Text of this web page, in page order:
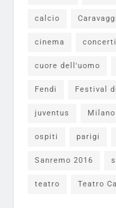
calcio
cinema concerti
cuore dell'uomo
Fendi Festival
juventus Milano
ospiti parigi
Sanremo 2016
teatro Teatro